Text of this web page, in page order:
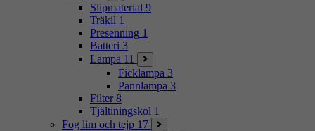
Slipmaterial 9
Träkil 1
Presenning 1
Batteri 3
Lampa 11
Ficklampa 3
Pannlampa 3
Filter 8
Tjältiningskol 1
Fog lim och tejp 17